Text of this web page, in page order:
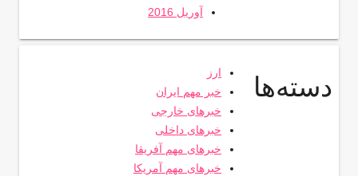
آوریل 2016
دسته‌ها
ارز
خبر مهم ایران
خبرهای خارجی
خبرهای داخلی
خبرهای مهم آفریقا
خبرهای مهم آمریکا